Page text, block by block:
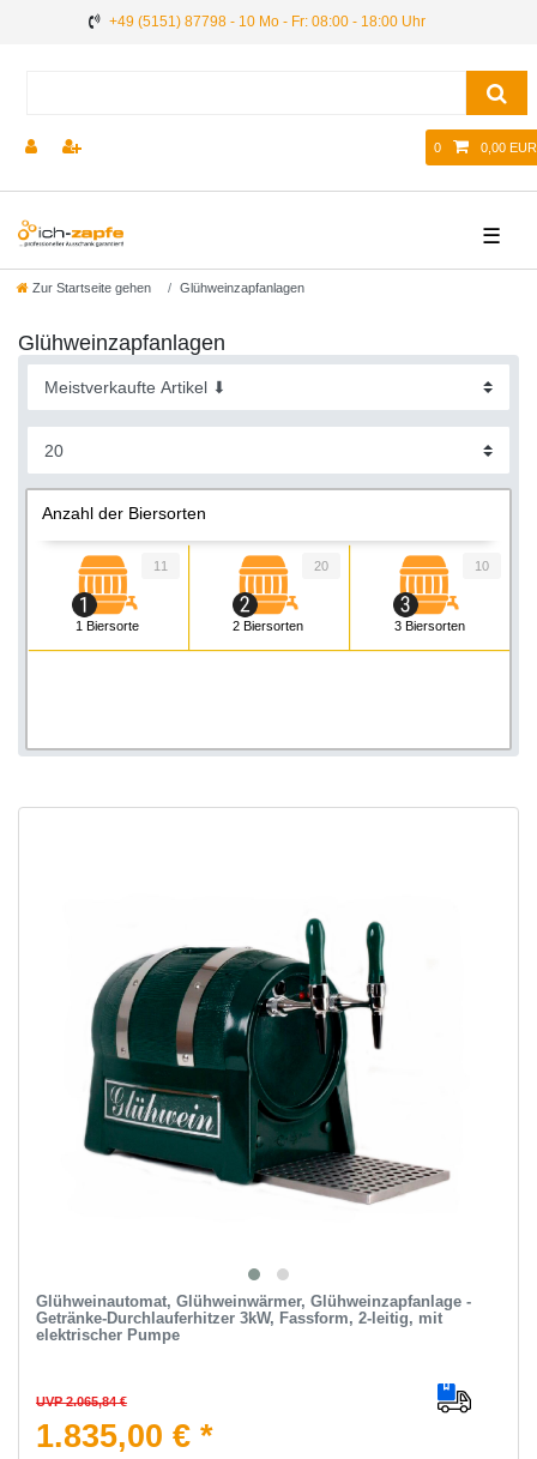
+49 (5151) 87798 - 10 Mo - Fr: 08:00 - 18:00 Uhr
0 0,00 EUR
☰
Zur Startseite gehen Glühweinzapfanlagen
Glühweinzapfanlagen
Anzahl der Biersorten
1 Biersorte
11
2 Biersorten
20
3 Biersorten
10
Glühweinautomat, Glühweinwärmer, Glühweinzapfanlage -
Getränke-Durchlauferhitzer 3kW, Fassform, 2-leitig, mit
elektrischer Pumpe
UVP 2.065,84 €
1.835,00 € *